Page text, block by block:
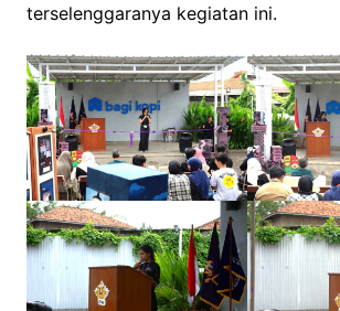
terselenggaranya kegiatan ini.